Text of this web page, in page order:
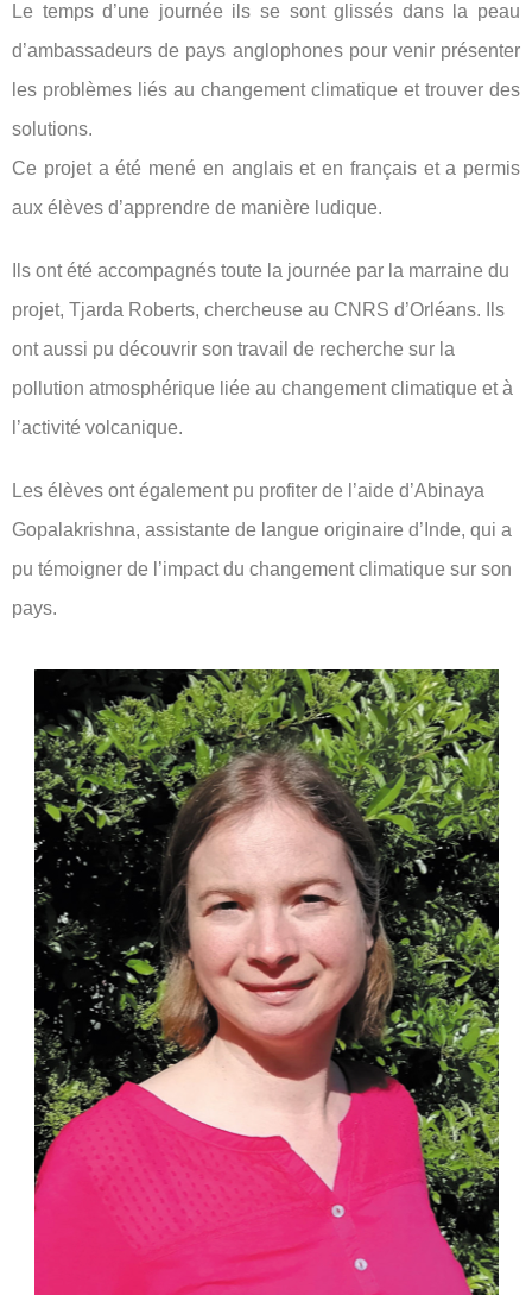
Le temps d’une journée ils se sont glissés dans la peau
d’ambassadeurs de pays anglophones pour venir présenter
les problèmes liés au changement climatique et trouver des
solutions.
Ce projet a été mené en anglais et en français et a permis
aux élèves d’apprendre de manière ludique.
Ils ont été accompagnés toute la journée par la marraine du
projet, Tjarda Roberts, chercheuse au CNRS d’Orléans. Ils
ont aussi pu découvrir son travail de recherche sur la
pollution atmosphérique liée au changement climatique et à
l’activité volcanique.
Les élèves ont également pu profiter de l’aide d’Abinaya
Gopalakrishna, assistante de langue originaire d’Inde, qui a
pu témoigner de l’impact du changement climatique sur son
pays.